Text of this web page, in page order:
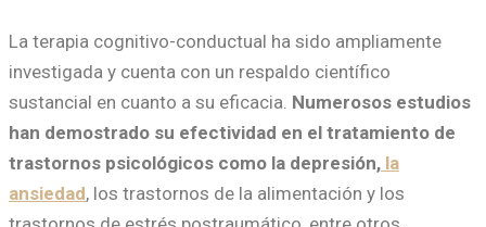
La terapia cognitivo-conductual ha sido ampliamente
investigada y cuenta con un respaldo científico
sustancial en cuanto a su eficacia. Numerosos estudios
han demostrado su efectividad en el tratamiento de
trastornos psicológicos como la depresión, la
ansiedad, los trastornos de la alimentación y los